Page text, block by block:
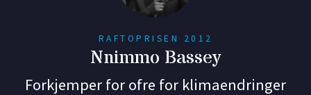
RAFTOPRISEN 2012
Nnimmo Bassey
Forkjemper for ofre for klimaendringer